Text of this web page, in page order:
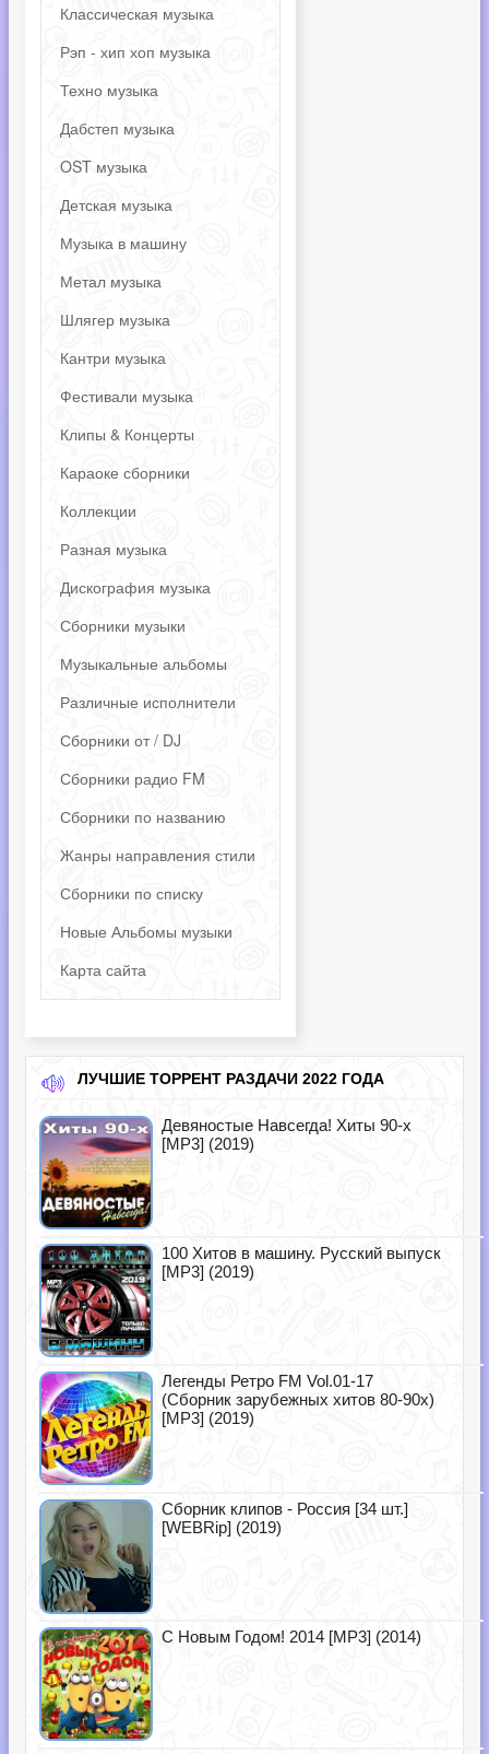
Классическая музыка
Рэп - хип хоп музыка
Техно музыка
Дабстеп музыка
OST музыка
Детская музыка
Музыка в машину
Метал музыка
Шлягер музыка
Кантри музыка
Фестивали музыка
Клипы & Концерты
Караоке сборники
Коллекции
Разная музыка
Дискография музыка
Сборники музыки
Музыкальные альбомы
Различные исполнители
Сборники от / DJ
Сборники радио FM
Сборники по названию
Жанры направления стили
Сборники по списку
Новые Альбомы музыки
Карта сайта
ЛУЧШИЕ ТОРРЕНТ РАЗДАЧИ 2022 ГОДА
Девяностые Навсегда! Хиты 90-х
[MP3] (2019)
100 Хитов в машину. Русский выпуск
[MP3] (2019)
Легенды Ретро FM Vol.01-17
(Сборник зарубежных хитов 80-90х)
[MP3] (2019)
Сборник клипов - Россия [34 шт.]
[WEBRip] (2019)
С Новым Годом! 2014 [MP3] (2014)